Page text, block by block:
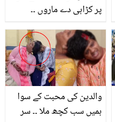
پر کڑاہی دے ماروں ۔۔
سیف علی خان کے درمیان
طلاق کی اصل وجہ کیا
تھی؟
والدین کی محبت کے سوا
ہمیں سب کچھ ملا ۔۔ سر